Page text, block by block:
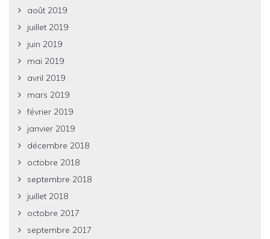
août 2019
juillet 2019
juin 2019
mai 2019
avril 2019
mars 2019
février 2019
janvier 2019
décembre 2018
octobre 2018
septembre 2018
juillet 2018
octobre 2017
septembre 2017